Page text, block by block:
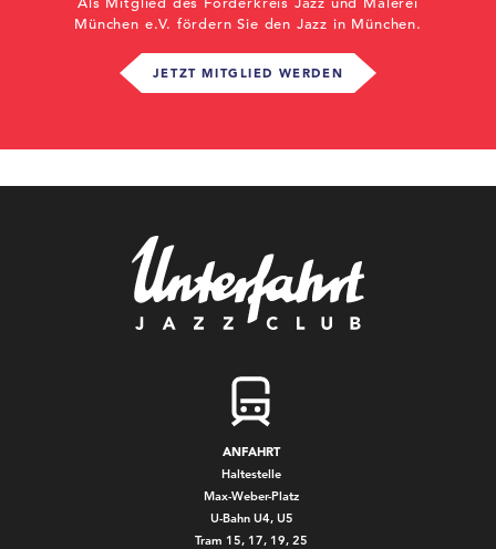
München e.V. fördern Sie den Jazz in München.
JETZT MITGLIED WERDEN
ANFAHRT
Haltestelle
Max-Weber-Platz
U-Bahn U4, U5
Tram 15, 17, 19, 25